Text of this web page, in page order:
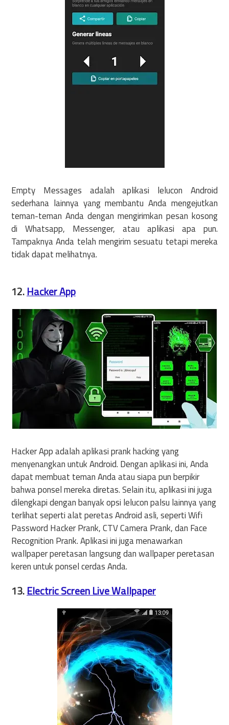
Empty Messages adalah aplikasi lelucon Android
sederhana lainnya yang membantu Anda mengejutkan
teman-teman Anda dengan mengirimkan pesan kosong
di Whatsapp, Messenger, atau aplikasi apa pun.
Tampaknya Anda telah mengirim sesuatu tetapi mereka
tidak dapat melihatnya.
12.Hacker App
Hacker App adalah aplikasi prank hacking yang
menyenangkan untuk Android. Dengan aplikasi ini, Anda
dapat membuat teman Anda atau siapa pun berpikir
bahwa ponsel mereka diretas. Selain itu, aplikasi ini juga
dilengkapi dengan banyak opsi lelucon palsu lainnya yang
terlihat seperti alat peretas Android asli, seperti Wifi
Password Hacker Prank, CTV Camera Prank, dan Face
Recognition Prank. Aplikasi ini juga menawarkan
wallpaper peretasan langsung dan wallpaper peretasan
keren untuk ponsel cerdas Anda.
13.Electric Screen Live Wallpaper